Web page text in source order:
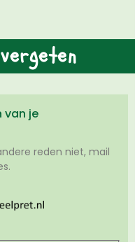
van je
reden niet, mail